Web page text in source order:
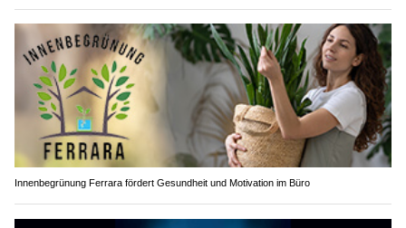
Innenbegrünung Ferrara fördert Gesundheit und Motivation im Büro